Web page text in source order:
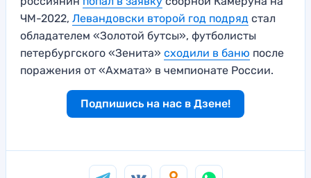
ЧМ-2022, Левандовски второй год подряд стал
обладателем «Золотой бутсы», футболисты
петербургского «Зенита» сходили в баню после
поражения от «Ахмата» в чемпионате России.
Подпишись на нас в Дзене!